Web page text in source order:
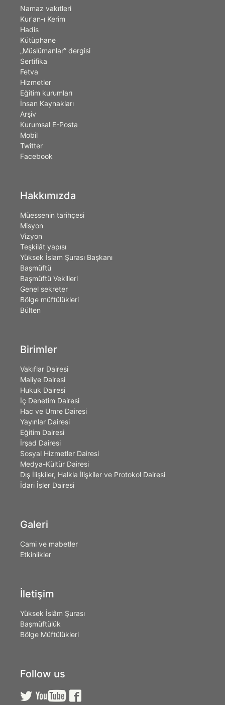
Namaz vakıtleri
Kur'an-ı Kerim
Hadis
Kütüphane
„Müslümanlar” dergisi
Sertifika
Fetva
Hizmetler
Eğitim kurumları
İnsan Kaynakları
Arşiv
Kurumsal E-Posta
Mobil
Twitter
Facebook
Hakkımızda
Müessenin tarihçesi
Misyon
Vizyon
Teşkilât yapısı
Yüksek İslam Şurası Başkanı
Başmüftü
Başmüftü Vekilleri
Genel sekreter
Bölge müftülükleri
Bülten
Birimler
Vakıflar Dairesi
Maliye Dairesi
Hukuk Dairesi
İç Denetim Dairesi
Hac ve Umre Dairesi
Yayınlar Dairesi
Eğitim Dairesi
İrşad Dairesi
Sosyal Hizmetler Dairesi
Medya-Kültür Dairesi
Dış İlişkiler, Halkla İlişkiler ve Protokol Dairesi
İdari İşler Dairesi
Galeri
Cami ve mabetler
Etkinlikler
İletişim
Yüksek İslâm Şurası
Başmüftülük
Bölge Müftülükleri
Follow us
  